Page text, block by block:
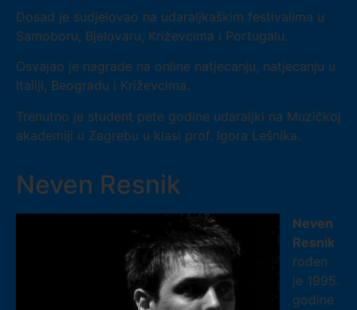
Dosad je sudjelovao na udaraljkaškim festivalima u
Samoboru, Bjelovaru, Križevcima i Portugalu.
Osvajao je nagrade na online natjecanju, natjecanju u
Italiji, Beogradu i Križevcima.
Trenutno je student pete godine udaraljki na Muzičkoj
akademiji u Zagrebu u klasi prof. Igora Lešnika.
Neven Resnik
Neven
Resnik
rođen
je 1995.
godine